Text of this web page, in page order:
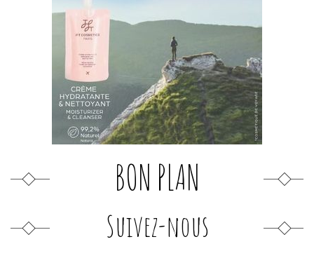
BON PLAN
Suivez-nous